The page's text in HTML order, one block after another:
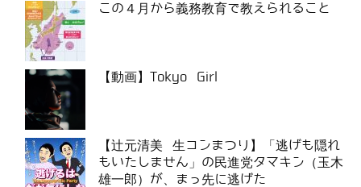
この４月から義務教育で教えられること
【動画】Tokyo Girl
【辻元清美 生コンまつり】「逃げも隠れ
もいたしません」の民進党タマキン（玉木
雄一郎）が、まっ先に逃げた